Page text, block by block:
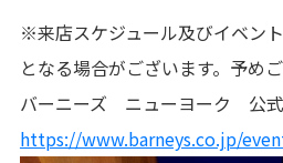
※来店スケジュール及びイベン
となる場合がございます。予め
バーニーズ ニューヨーク 公式
https://www.barneys.co.jp/